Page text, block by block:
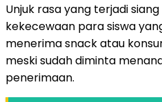
Unjuk rasa yang terjadi
kekecewaan para siswa
menerima snack atau
meski sudah diminta
penerimaan.